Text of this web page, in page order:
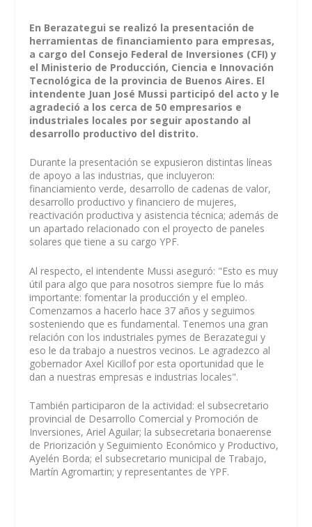
En Berazategui se realizó la presentación de
herramientas de financiamiento para empresas,
a cargo del Consejo Federal de Inversiones (CFI) y
el Ministerio de Producción, Ciencia e Innovación
Tecnológica de la provincia de Buenos Aires. El
intendente Juan José Mussi participó del acto y le
agradeció a los cerca de 50 empresarios e
industriales locales por seguir apostando al
desarrollo productivo del distrito.
Durante la presentación se expusieron distintas líneas
de apoyo a las industrias, que incluyeron:
financiamiento verde, desarrollo de cadenas de valor,
desarrollo productivo y financiero de mujeres,
reactivación productiva y asistencia técnica; además de
un apartado relacionado con el proyecto de paneles
solares que tiene a su cargo YPF.
Al respecto, el intendente Mussi aseguró: "Esto es muy
útil para algo que para nosotros siempre fue lo más
importante: fomentar la producción y el empleo.
Comenzamos a hacerlo hace 37 años y seguimos
sosteniendo que es fundamental. Tenemos una gran
relación con los industriales pymes de Berazategui y
eso le da trabajo a nuestros vecinos. Le agradezco al
gobernador Axel Kicillof por esta oportunidad que le
dan a nuestras empresas e industrias locales".
También participaron de la actividad: el subsecretario
provincial de Desarrollo Comercial y Promoción de
Inversiones, Ariel Aguilar; la subsecretaria bonaerense
de Priorización y Seguimiento Económico y Productivo,
Ayelén Borda; el subsecretario municipal de Trabajo,
Martín Agromartin; y representantes de YPF.